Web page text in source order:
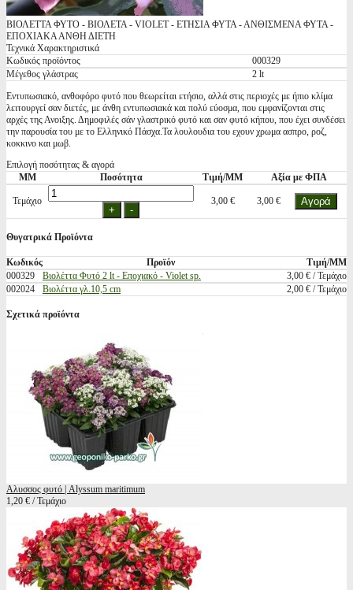
ΒΙΟΛΕΤΤΑ ΦΥΤΟ - ΒΙΟΛΕΤΑ - VIOLET - ΕΤΗΣΙΑ ΦΥΤΑ - ΑΝΘΙΣΜΕΝΑ ΦΥΤΑ -
ΕΠΟΧΙΑΚΑ ΑΝΘΗ ΔΙΕΤΗ
Τεχνικά Χαρακτηριστικά
Κωδικός προϊόντος
000329
Μέγεθος γλάστρας
2 lt
Εντυπωσιακό, ανθοφόρο φυτό που θεωρείται ετήσιο, αλλά στις περιοχές με ήπιο κλίμα
λειτουργεί σαν διετές, με άνθη εντυπωσιακά και πολύ εύοσμα, που εμφανίζονται στις
αρχές της Ανοιξης. Δημοφιλές σάν γλαστρικό φυτό και σαν φυτό κήπου, που έχει συνδέσει
την παρουσία του με το Ελληνικό Πάσχα.Τα λουλουδια του εχουν χρωμα ασπρο, ροζ,
κοκκινο και μωβ.
Επιλογή ποσότητας & αγορά
ΜΜ
Ποσότητα Τιμή/ΜΜ Αξία με ΦΠΑ
Τεμάχιο 3,00 € 3,00 €
Θυγατρικά Προϊόντα
Κωδικός Προϊόν
Τιμή/ΜΜ
000329
Βιολέττα Φυτό 2 lt - Εποχιακό - Violet sp.
3,00 € / Τεμάχιο
002024
Βιολέττα γλ.10,5 cm 2,00 € / Τεμάχιο
Σχετικά προϊόντα
Αλυσσος φυτό | Alyssum maritimum
1,20 € / Τεμάχιο